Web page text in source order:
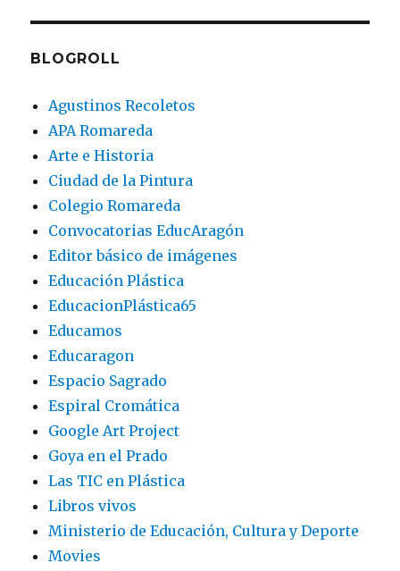
BLOGROLL
Agustinos Recoletos
APA Romareda
Arte e Historia
Ciudad de la Pintura
Colegio Romareda
Convocatorias EducAragón
Editor básico de imágenes
Educación Plástica
EducacionPlástica65
Educamos
Educaragon
Espacio Sagrado
Espiral Cromática
Google Art Project
Goya en el Prado
Las TIC en Plástica
Libros vivos
Ministerio de Educación, Cultura y Deporte
Movies